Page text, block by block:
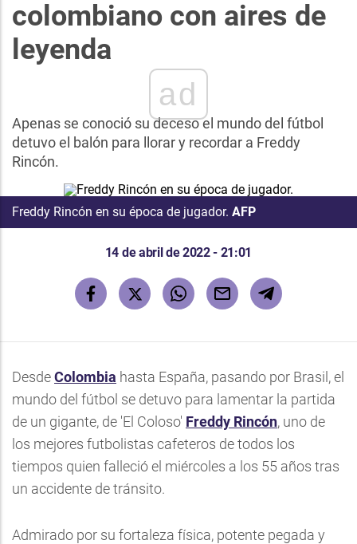
colombiano con aires de
leyenda
ad
Apenas se conoció su deceso el mundo del fútbol
detuvo el balón para llorar y recordar a Freddy
Rincón.
Freddy Rincón en su época de jugador. AFP
14 de abril de 2022 - 21:01
DesdeColombia hasta España, pasando por Brasil, el
mundo del fútbol se detuvo para lamentar la partida
de un gigante, de 'El Coloso' Freddy Rincón, uno de
los mejores futbolistas cafeteros de todos los
tiempos quien falleció el miércoles a los 55 años tras
un accidente de tránsito.
Admirado por su fortaleza física, potente pegada y